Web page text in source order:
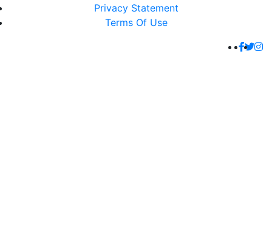
Privacy Statement
Terms Of Use